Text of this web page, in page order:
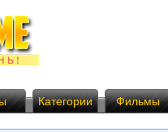
Категории Фильмы